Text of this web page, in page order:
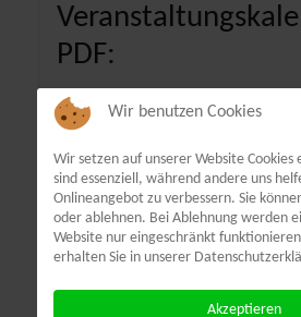
PDF:
Wir benutzen Cookies
Wir setzen auf unserer Website Cookies
sind essenziell, während andere uns
Onlineangebot zu verbessern. Sie
oder ablehnen. Bei Ablehnung werden
Website nur eingeschränkt
erhalten Sie in unserer
Akzeptieren